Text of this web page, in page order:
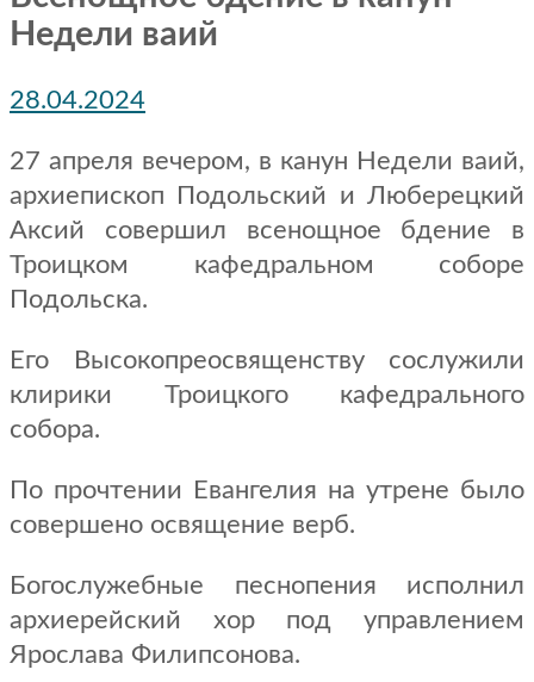
Недели ваий
28.04.2024
27 апреля вечером, в канун Недели ваий,
архиепископ Подольский и Люберецкий
Аксий совершил всенощное бдение в
Троицком кафедральном соборе
Подольска.
Его Высокопреосвященству сослужили
клирики Троицкого кафедрального
собора.
По прочтении Евангелия на утрене было
совершено освящение верб.
Богослужебные песнопения исполнил
архиерейский хор под управлением
Ярослава Филипсонова.